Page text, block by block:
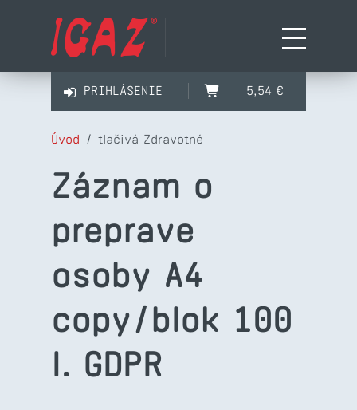
PRIHLÁSENIE 5,54 €
Úvod / tlačivá Zdravotné
Záznam o
preprave
osoby A4
copy/blok 100
l. GDPR